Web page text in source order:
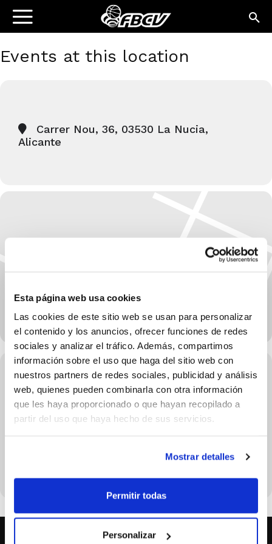
Esta página web usa cookies
Las cookies de este sitio web se usan para personalizar
el contenido y los anuncios, ofrecer funciones de redes
sociales y analizar el tráfico. Además, compartimos
información sobre el uso que haga del sitio web con
nuestros partners de redes sociales, publicidad y análisis
web, quienes pueden combinarla con otra información
que les haya proporcionado o que hayan recopilado a
partir del uso que haya hecho de sus servicios.
Mostrar detalles
Permitir todas
Personalizar
Events at this location
Carrer Nou, 36, 03530 La Nucia,
Alicante
UPCOMING EVENTS